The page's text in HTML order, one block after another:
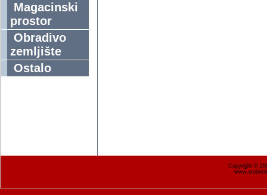
Magacinski
prostor
Obradivo
zemljište
Ostalo
Copyright ©